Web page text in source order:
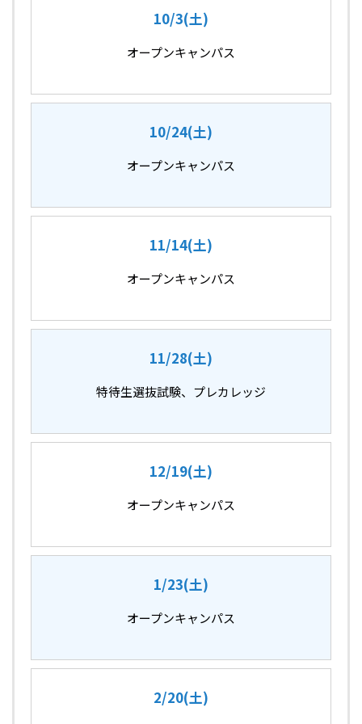
10/3(土)
オープンキャンパス
10/24(土)
オープンキャンパス
11/14(土)
オープンキャンパス
11/28(土)
特待生選抜試験、プレカレッジ
12/19(土)
オープンキャンパス
1/23(土)
オープンキャンパス
2/20(土)